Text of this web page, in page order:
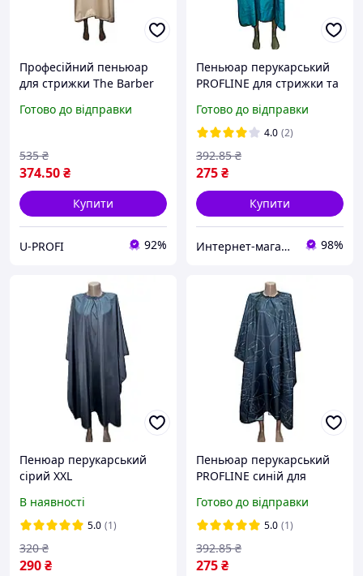
Професійний пеньюар
для стрижки The Barber
145х145 см Бежевий
Готово до відправки
374.50₴
535 ₴
Купити
U-PROFI 92%
Пеньюар перукарський
PROFLINE для стрижки та
бірюзовий 145×145 см.
Арт.: 1235
Готово до відправки
4.0 (2)
275₴
392.85 ₴
Купити
Интернет-магазин PROFLINE 98%
Пенюар перукарський
сірий XXL
В наявності
5.0 (1)
290₴
320 ₴
Пеньюар перукарський
PROFLINE синій для
волосся з
водонепроникної
тканини 145×145 см. Арт
BL1456
Готово до відправки
5.0 (1)
275₴
392.85 ₴